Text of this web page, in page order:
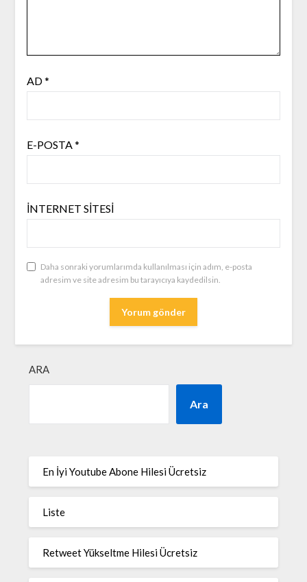
AD*
E-POSTA*
İNTERNET SITESI
Daha sonraki yorumlarımda kullanılması için adım, e-posta
adresim ve site adresim bu tarayıcıya kaydedilsin.
ARA
Ara
En İyi Youtube Abone Hilesi Ücretsiz
Liste
Retweet Yükseltme Hilesi Ücretsiz